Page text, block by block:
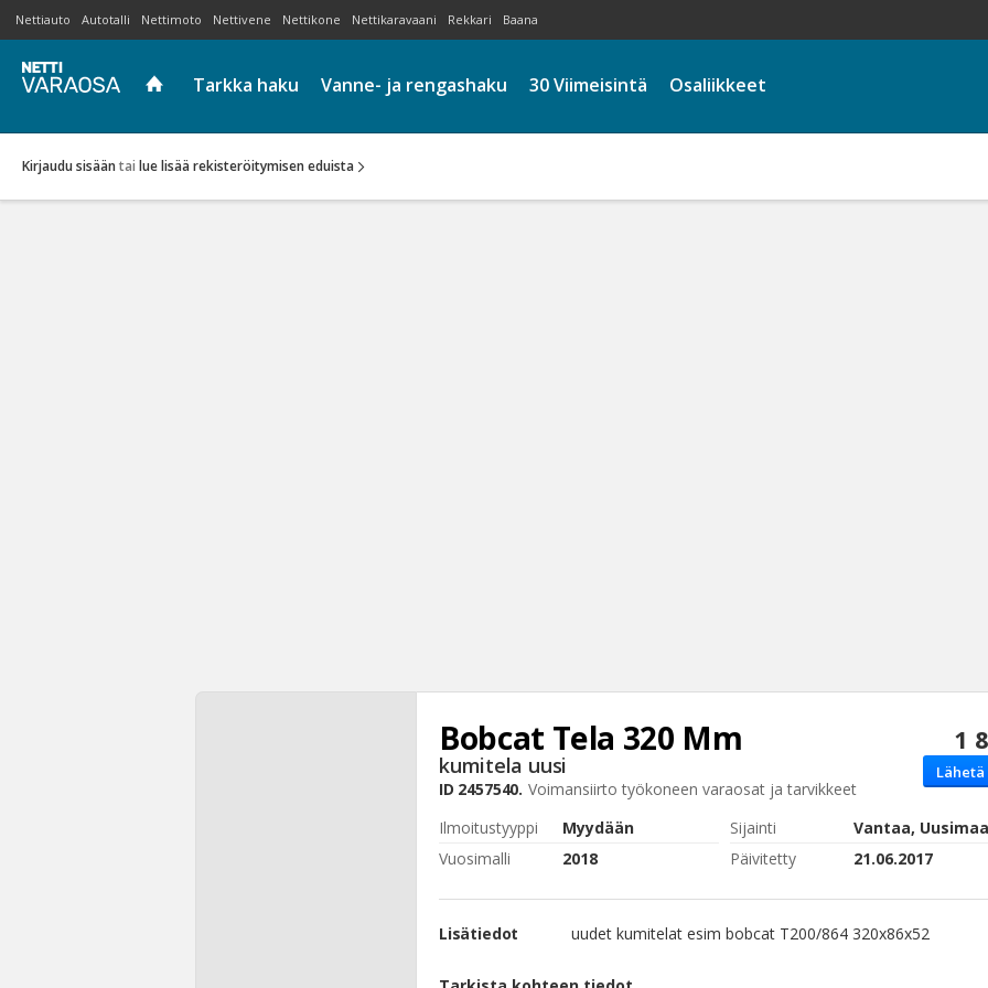
Nettiauto Autotalli Nettimoto Nettivene Nettikone Nettikaravaani Rekkari Baana
Tarkka haku Vanne- ja rengashaku 30 Viimeisintä Osaliikkeet
Kirjaudu sisään tai lue lisää rekisteröitymisen eduista
1
Bobcat Tela 320 Mm
kumitela uusi
ID 2457540. Voimansiirtotyökoneen varaosat ja tarvikkeet
Ilmoitustyyppi
Myydään Sijainti
Vantaa, Uusimaa
Vuosimalli
2018 Päivitetty 21.06.2017
Lisätiedot uudet kumitelat esim bobcat T200/864 320x86x52